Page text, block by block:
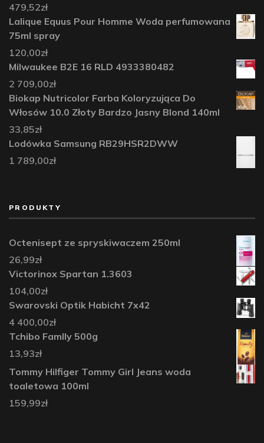
479,52zł
Lalique Equus Pour Homme Woda perfumowana
75ml spray
120,00zł
Milwaukee B2E 16 RLD 4933380482
2 709,00zł
Biokap Nutricolor Farba Koloryzująca Do
Włosów 10.0 Złoty Bardzo Jasny Blond 140ml
33,85zł
Lodówka Samsung RB29HSR2DWW
1 789,00zł
PRODUKTY
Octenisept ze spryskiwaczem 250ml
26,99zł
Victorinox Spartan 1.3603
104,00zł
Swarovski Optik Habicht 7x42
4 400,00zł
Tchibo FamIIy 500g
13,93zł
Tommy Hilfiger Tommy Girl Jeans woda
toaletowa 100ml
159,99zł